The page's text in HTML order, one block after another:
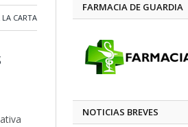
CARTA
FARMACIA DE GUARDIA
NOTICIAS BREVES